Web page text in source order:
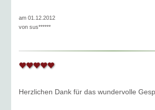
am 01.12.2012
vonsus******
Herzlichen Dank für das wundervolle